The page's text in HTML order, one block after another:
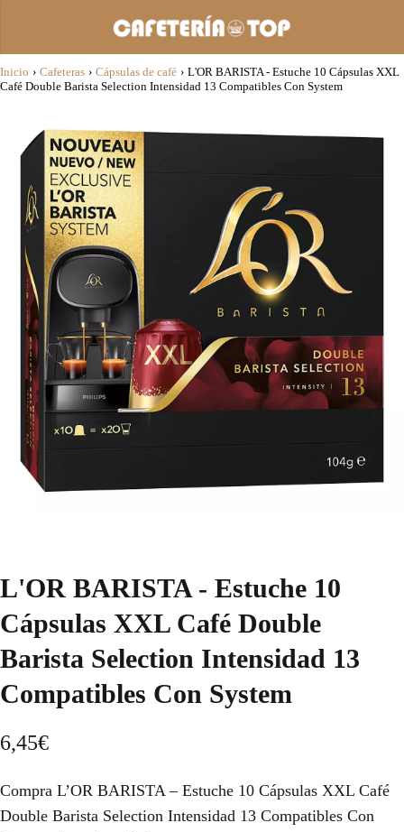
Inicio › Cafeteras › Cápsulas de café › L'OR BARISTA - Estuche 10 Cápsulas XXL
Café Double Barista Selection Intensidad 13 Compatibles Con System
L'OR BARISTA - Estuche 10
Cápsulas XXL Café Double
Barista Selection Intensidad 13
Compatibles Con System
6,45€
Compra L’OR BARISTA – Estuche 10 Cápsulas XXL Café
Double Barista Selection Intensidad 13 Compatibles Con